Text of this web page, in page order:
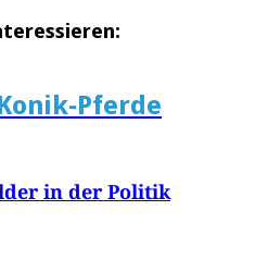
Pferde
in der Politik